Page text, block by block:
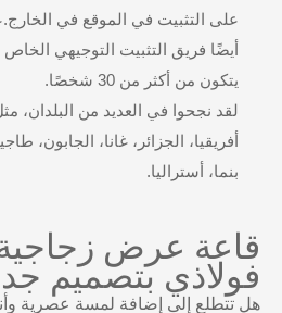
على التثبيت في الموقع في
أيضًا فريق التثبيت التوجيهي الخاص
يتكون من أكثر من 30 شخصًا.
لقد نجحوا في العديد من البلدان،
أفريقيا، الجزائر، غانا، الجابون،
بنما، أستراليا.
قاعة عرض
فولاذي بتصميم
هل تتطلع إلى إضافة لمسة عصرية